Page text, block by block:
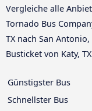
Vergleiche alle
Tornado Bus
TX nach San
Busticket von Katy,
Günstigster Bus
Schnellster Bus